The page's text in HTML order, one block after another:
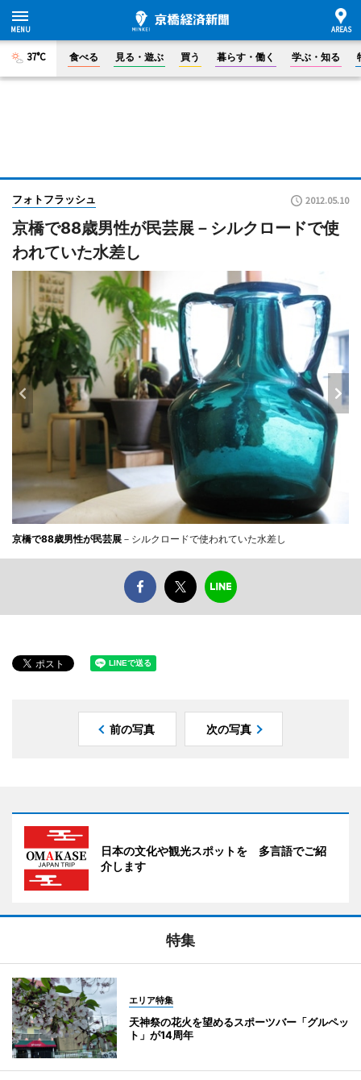
37°C 食べる 見る・遊ぶ 買う 暮らす・働く 学ぶ・知る
フォトフラッシュ 2012.05.10
京橋で88歳男性が民芸展－シルクロードで使
われていた水差し
京橋で88歳男性が民芸展 －シルクロードで使われていた水差し
前の写真 次の写真
日本の文化や観光スポットを 多言語でご紹
介します
特集
エリア特集
天神祭の花火を望めるスポーツバー「グルペッ
ト」が14周年